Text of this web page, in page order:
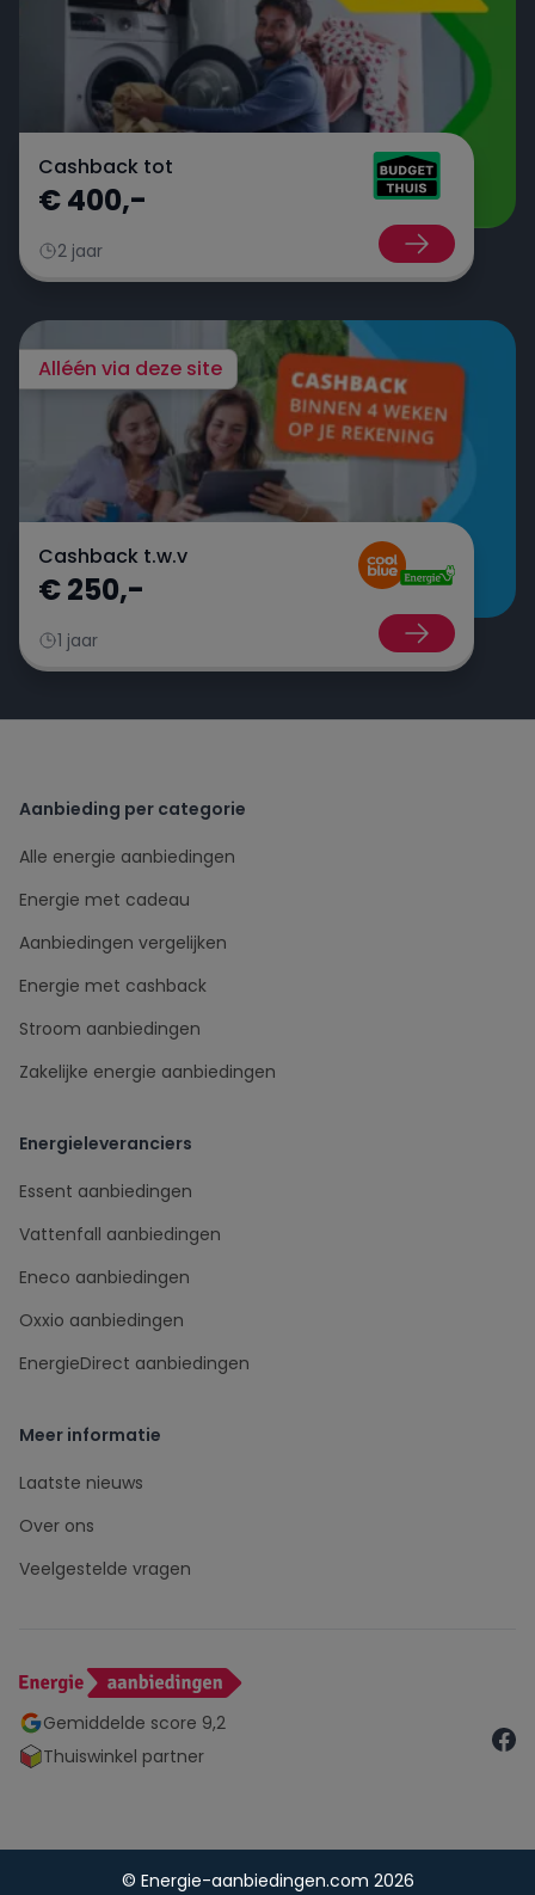
Cashback tot
€ 400,-
2 jaar
Alléén via deze site
Cashback t.w.v
€ 250,-
1 jaar
Gemiddelde score 9,2
Thuiswinkel partner
Aanbieding per categorie
Alle energie aanbiedingen
Energie met cadeau
Aanbiedingen vergelijken
Energie met cashback
Stroom aanbiedingen
Zakelijke energie aanbiedingen
Energieleveranciers
Essent aanbiedingen
Vattenfall aanbiedingen
Eneco aanbiedingen
Oxxio aanbiedingen
EnergieDirect aanbiedingen
Meer informatie
Laatste nieuws
Over ons
Veelgestelde vragen
© Energie-aanbiedingen.com 2026